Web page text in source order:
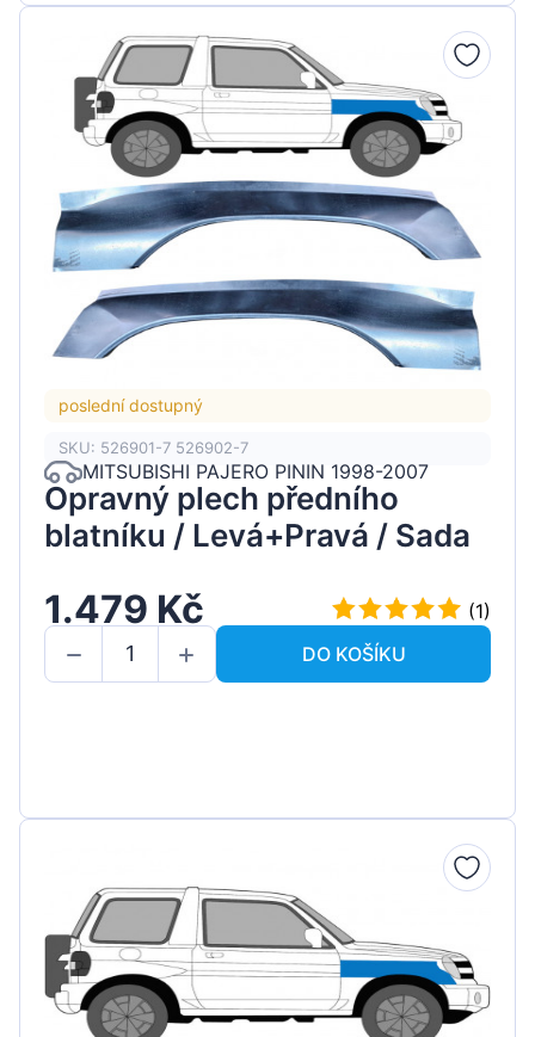
poslední dostupný
SKU: 526901-7 526902-7
MITSUBISHI PAJERO PININ 1998-2007
Opravný plech předního
blatníku / Levá+Pravá / Sada
1.479 Kč
(1)
DO KOŠÍKU